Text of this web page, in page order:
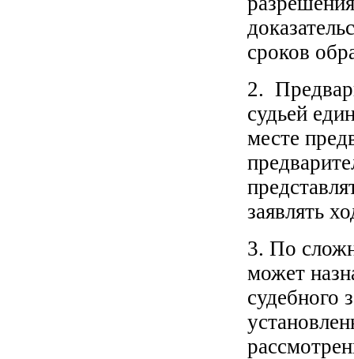
сроков
2.
судьей
месте
заявлять
3. По
может
судебного